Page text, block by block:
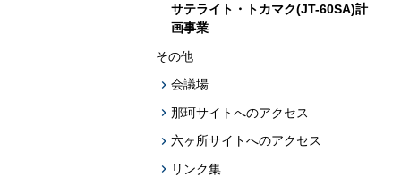
サテライト・トカマク(JT-60SA)計
画事業
その他
会議場
那珂サイトへのアクセス
六ヶ所サイトへのアクセス
リンク集